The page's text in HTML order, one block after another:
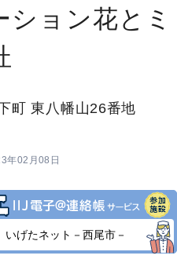
ョン花とミ
町 東八幡山26番地
年02月08日
いげたネット－西尾市－